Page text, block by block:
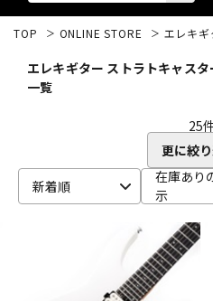
ベース
TOP ONLINE STORE エレキギ
エレキギター ストラトキャス
一覧
25
更に絞
新着順
在庫あり
示